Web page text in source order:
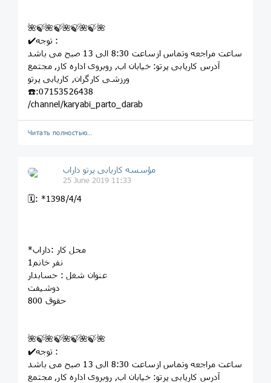
🌺🍃🌺🍃🌺🍃🌺🍃🌺
✔️توجه :
ساعت مراجعه وتماس ازساعت 8:30 الی 13 صبح می باشد
آدرس کاریابی پرتو: خيابان اب, روبروى اداره کار, مجتمع
ورزشى کارگران, کاريابى پرتو
☎️:07153526438
/channel/karyabi_parto_darab
Читать полностью…
مؤسسه کاريابى پرتو داراب
25 June 2019 11:33
🗓: *1398/4/4
*محل کار :داراب
1نفر خانم
عنوان شغل : حسابدار
دوشیفت
حقوق 800
🌺🍃🌺🍃🌺🍃🌺🍃🌺
✔️توجه :
ساعت مراجعه وتماس ازساعت 8:30 الی 13 صبح می باشد
آدرس کاریابی پرتو: خيابان اب, روبروى اداره کار, مجتمع